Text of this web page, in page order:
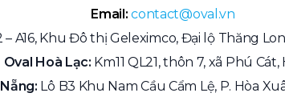
Email: contact@oval.vn
– A16, Khu Đô thị Geleximco, Đại lộ Thăng
Oval Hoà Lạc: Km11 QL21, thôn 7, xã Phú Cát,
Lô B3 Khu Nam Cầu Cẩm Lệ, P. Hòa